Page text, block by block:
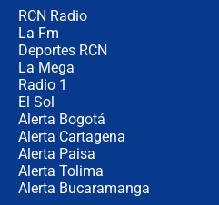
RCN Radio
La Fm
Deportes RCN
La Mega
Radio 1
El Sol
Alerta Bogotá
Alerta Cartagena
Alerta Paisa
Alerta Tolima
Alerta Bucaramanga